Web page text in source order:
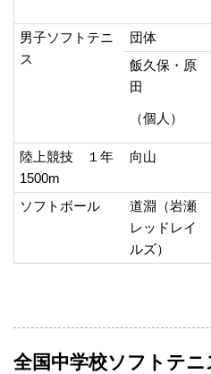
男子ソフトテニ
ス
団体
飯久保・原
田
（個人）
陸上競技 １年
1500m
向山
ソフトボール
道淵（岩瀬
レッドレイ
ルズ）
全国中学校ソフトテ